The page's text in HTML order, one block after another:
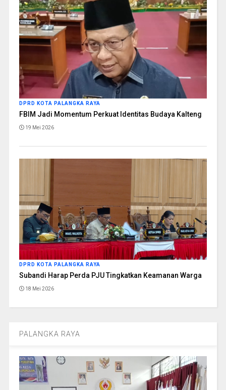
DPRD KOTA PALANGKA RAYA
FBIM Jadi Momentum Perkuat Identitas Budaya Kalteng
19 Mei 2026
DPRD KOTA PALANGKA RAYA
Subandi Harap Perda PJU Tingkatkan Keamanan Warga
18 Mei 2026
PALANGKA RAYA